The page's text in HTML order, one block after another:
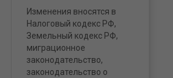
Изменения вносятся в
Налоговый кодекс РФ,
Земельный кодекс РФ,
миграционное
законодательство,
законодательство о